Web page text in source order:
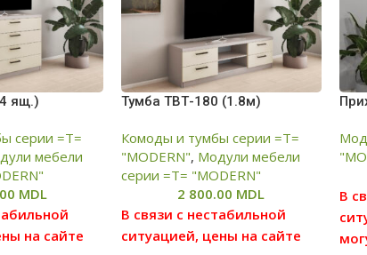
ящ.)
серии =T=
мебели
MDL
на сайте
Тумба ТВТ-180 (1.8м)
Комоды и тумбы серии =T=
"MODERN", Модули мебели
серии =Т= "MODERN"
2 800.00 MDL
В связи с нестабильной
ситуацией, цены на сайте
В